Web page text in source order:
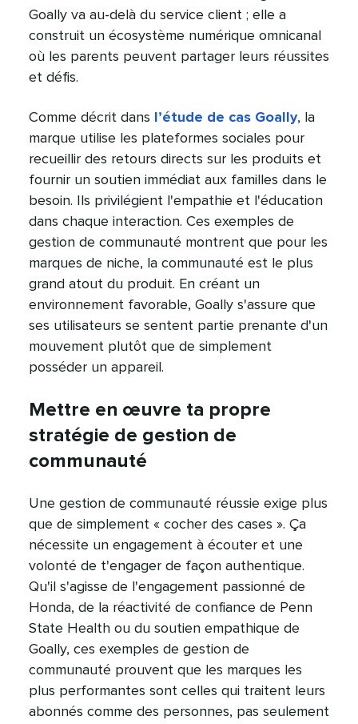
Goally va au-delà du service client ; elle a
construit un écosystème numérique omnicanal
où les parents peuvent partager leurs réussites
et défis.​​
Comme décrit dans l’étude de cas Goally, la
marque utilise les plateformes sociales pour
recueillir des retours directs sur les produits et
fournir un soutien immédiat aux familles dans le
besoin. Ils privilégient l'empathie et l'éducation
dans chaque interaction. Ces exemples de
gestion de communauté montrent que pour les
marques de niche, la communauté est le plus
grand atout du produit. En créant un
environnement favorable, Goally s'assure que
ses utilisateurs se sentent partie prenante d'un
mouvement plutôt que de simplement
posséder un appareil.​​
Mettre en œuvre ta propre
stratégie de gestion de
communauté​​
Une gestion de communauté réussie exige plus
que de simplement « cocher des cases ». Ça
nécessite un engagement à écouter et une
volonté de t'engager de façon authentique.
Qu'il s'agisse de l'engagement passionné de
Honda, de la réactivité de confiance de Penn
State Health ou du soutien empathique de
Goally, ces exemples de gestion de
communauté prouvent que les marques les
plus performantes sont celles qui traitent leurs
abonnés comme des personnes, pas seulement